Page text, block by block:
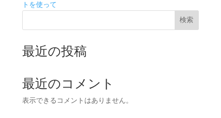
トを使って
検索
最近の投稿
最近のコメント
表示できるコメントはありません。